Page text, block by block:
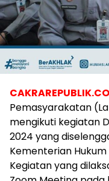
Pemasyarakatan
mengikuti kegiatan
2024 yang
Kementerian
Kegiatan yang